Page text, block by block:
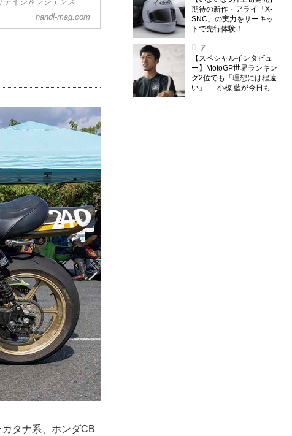
期待の新作・アライ「X-
SNC」の実力をサーキッ
トで先行体験！
【スペシャルインタビュ
ー】MotoGP世界ランキン
グ2位でも「理想には程遠
い」──小椋 藍が今日も走
handl-mag.com
タナ系、ホンダCB